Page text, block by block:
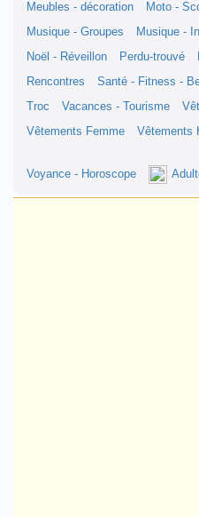
Meubles - décoration
Moto -
Musique - Groupes
Musique -
Noël - Réveillon
Perdu-trouvé
Rencontres
Santé - Fitness -
Troc
Vacances - Tourisme
Vêtements Femme
Vêtements
Voyance - Horoscope